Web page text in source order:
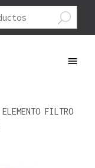
ELEMENTO FILTRO